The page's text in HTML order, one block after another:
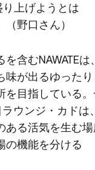
り上げようとは​
野口さん）
含むNAWATEは、​
味が​出るゆったり
を​目指している。​
ウンジ・カドは、​
ある​活気を​生む場
の​機能を​分ける​